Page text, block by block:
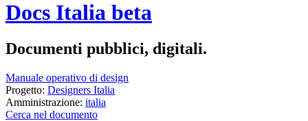
Docs Italia beta
Documenti pubblici, digitali.
Manuale operativo di design
Progetto: Designers Italia
Amministrazione: italia
Cerca nel documento